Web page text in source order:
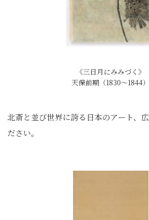
《三日月にみみづく》
天保前期（1830～1844）
北斎と並び世界に誇る日本のアート、
ださい。